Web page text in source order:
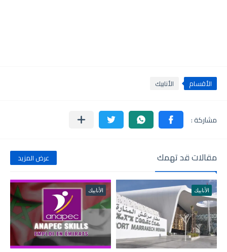
الأقسام الأنابيك
مقالات قد تهمك عرض المزيد
الأنابيك الأنابيك